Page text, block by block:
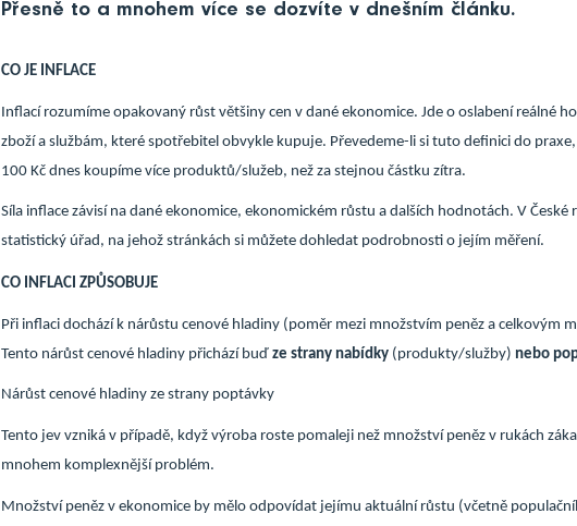
Přesně to a mnohem více se dozvíte v dnešním článku.
CO JE INFLACE
Inflací rozumíme opakovaný růst většiny cen v dané ekonomice. Jde o oslabení reálné
zboží a službám, které spotřebitel obvykle kupuje. Převedeme-li si tuto definici do
100 Kč dnes koupíme více produktů/služeb, než za stejnou částku zítra.
Síla inflace závisí na dané ekonomice, ekonomickém růstu a dalších hodnotách. V České
statistický úřad, na jehož stránkách si můžete dohledat podrobnosti o jejím měření.
CO INFLACI ZPŮSOBUJE
Při inflaci dochází k nárůstu cenové hladiny (poměr mezi množstvím peněz a celkovým
Tento nárůst cenové hladiny přichází buď ze strany nabídky (produkty/služby) nebo
Nárůst cenové hladiny ze strany poptávky
Tento jev vzniká v případě, když výroba roste pomaleji než množství peněz v rukách
mnohem komplexnější problém.
Množství peněz v ekonomice by mělo odpovídat jejímu aktuální růstu (včetně